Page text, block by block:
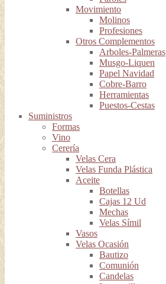
Movimiento
Molinos
Profesiones
Otros Complementos
Arboles-Palmeras
Musgo-Liquen
Papel Navidad
Cobre-Barro
Herramientas
Puestos-Cestas
Suministros
Formas
Vino
Cerería
Velas Cera
Velas Funda Plástica
Aceite
Botellas
Cajas 12 Ud
Mechas
Velas Símil
Vasos
Velas Ocasión
Bautizo
Comunión
Candelas